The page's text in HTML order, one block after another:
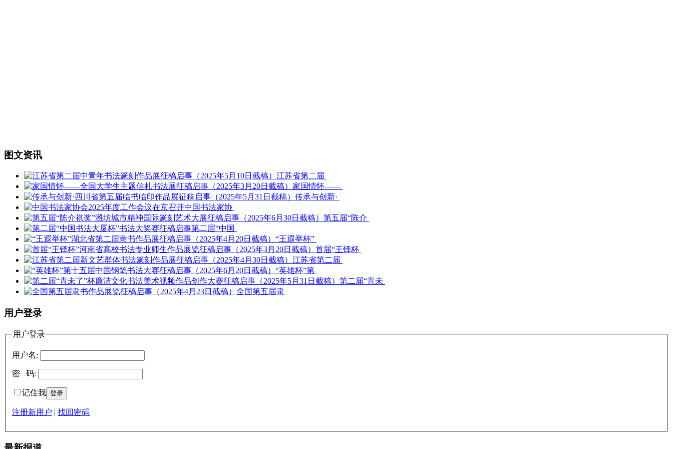
图文资讯
江苏省第二届
家国情怀——
传承与创新·
中国书法家协
第五届“陈介
第二届“中国
“王遐举杯”
首届“王铎杯
江苏省第二届
“英雄杯”第
第二届“青未
全国第五届隶
用户登录
用户登录
用户名:
密 码:
记住我
注册新用户 找回密码